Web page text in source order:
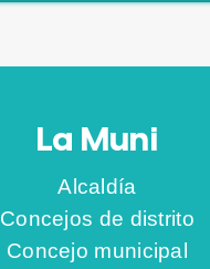
La Muni
Alcaldía
Concejos de distrito
Concejo municipal